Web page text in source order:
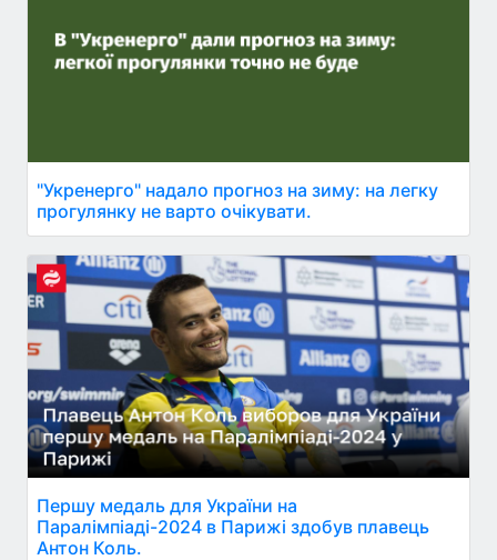
"Укренерго" надало прогноз на зиму: на легку
прогулянку не варто очікувати.
Першу медаль для України на
Паралімпіаді-2024 в Парижі здобув плавець
Антон Коль.